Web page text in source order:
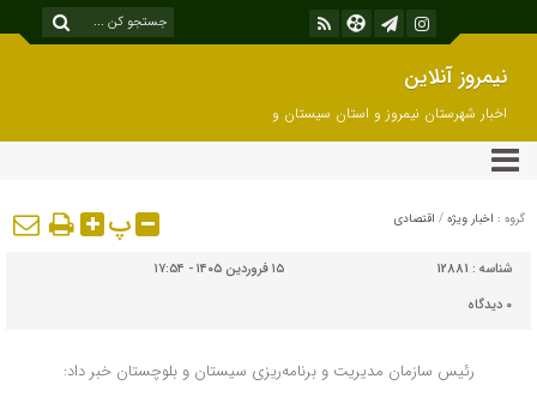
نیمروز آنلاین
اخبار شهرستان نیمروز و استان سیستان و
بلوچستان
گروه : اخبار ویژه / اقتصادی پ
شناسه : 12881
۱۵ فروردین ۱۴۰۵ - ۱۷:۵۴
۰ دیدگاه
رئیس سازمان مدیریت و برنامه‌ریزی سیستان و بلوچستان خبر داد: